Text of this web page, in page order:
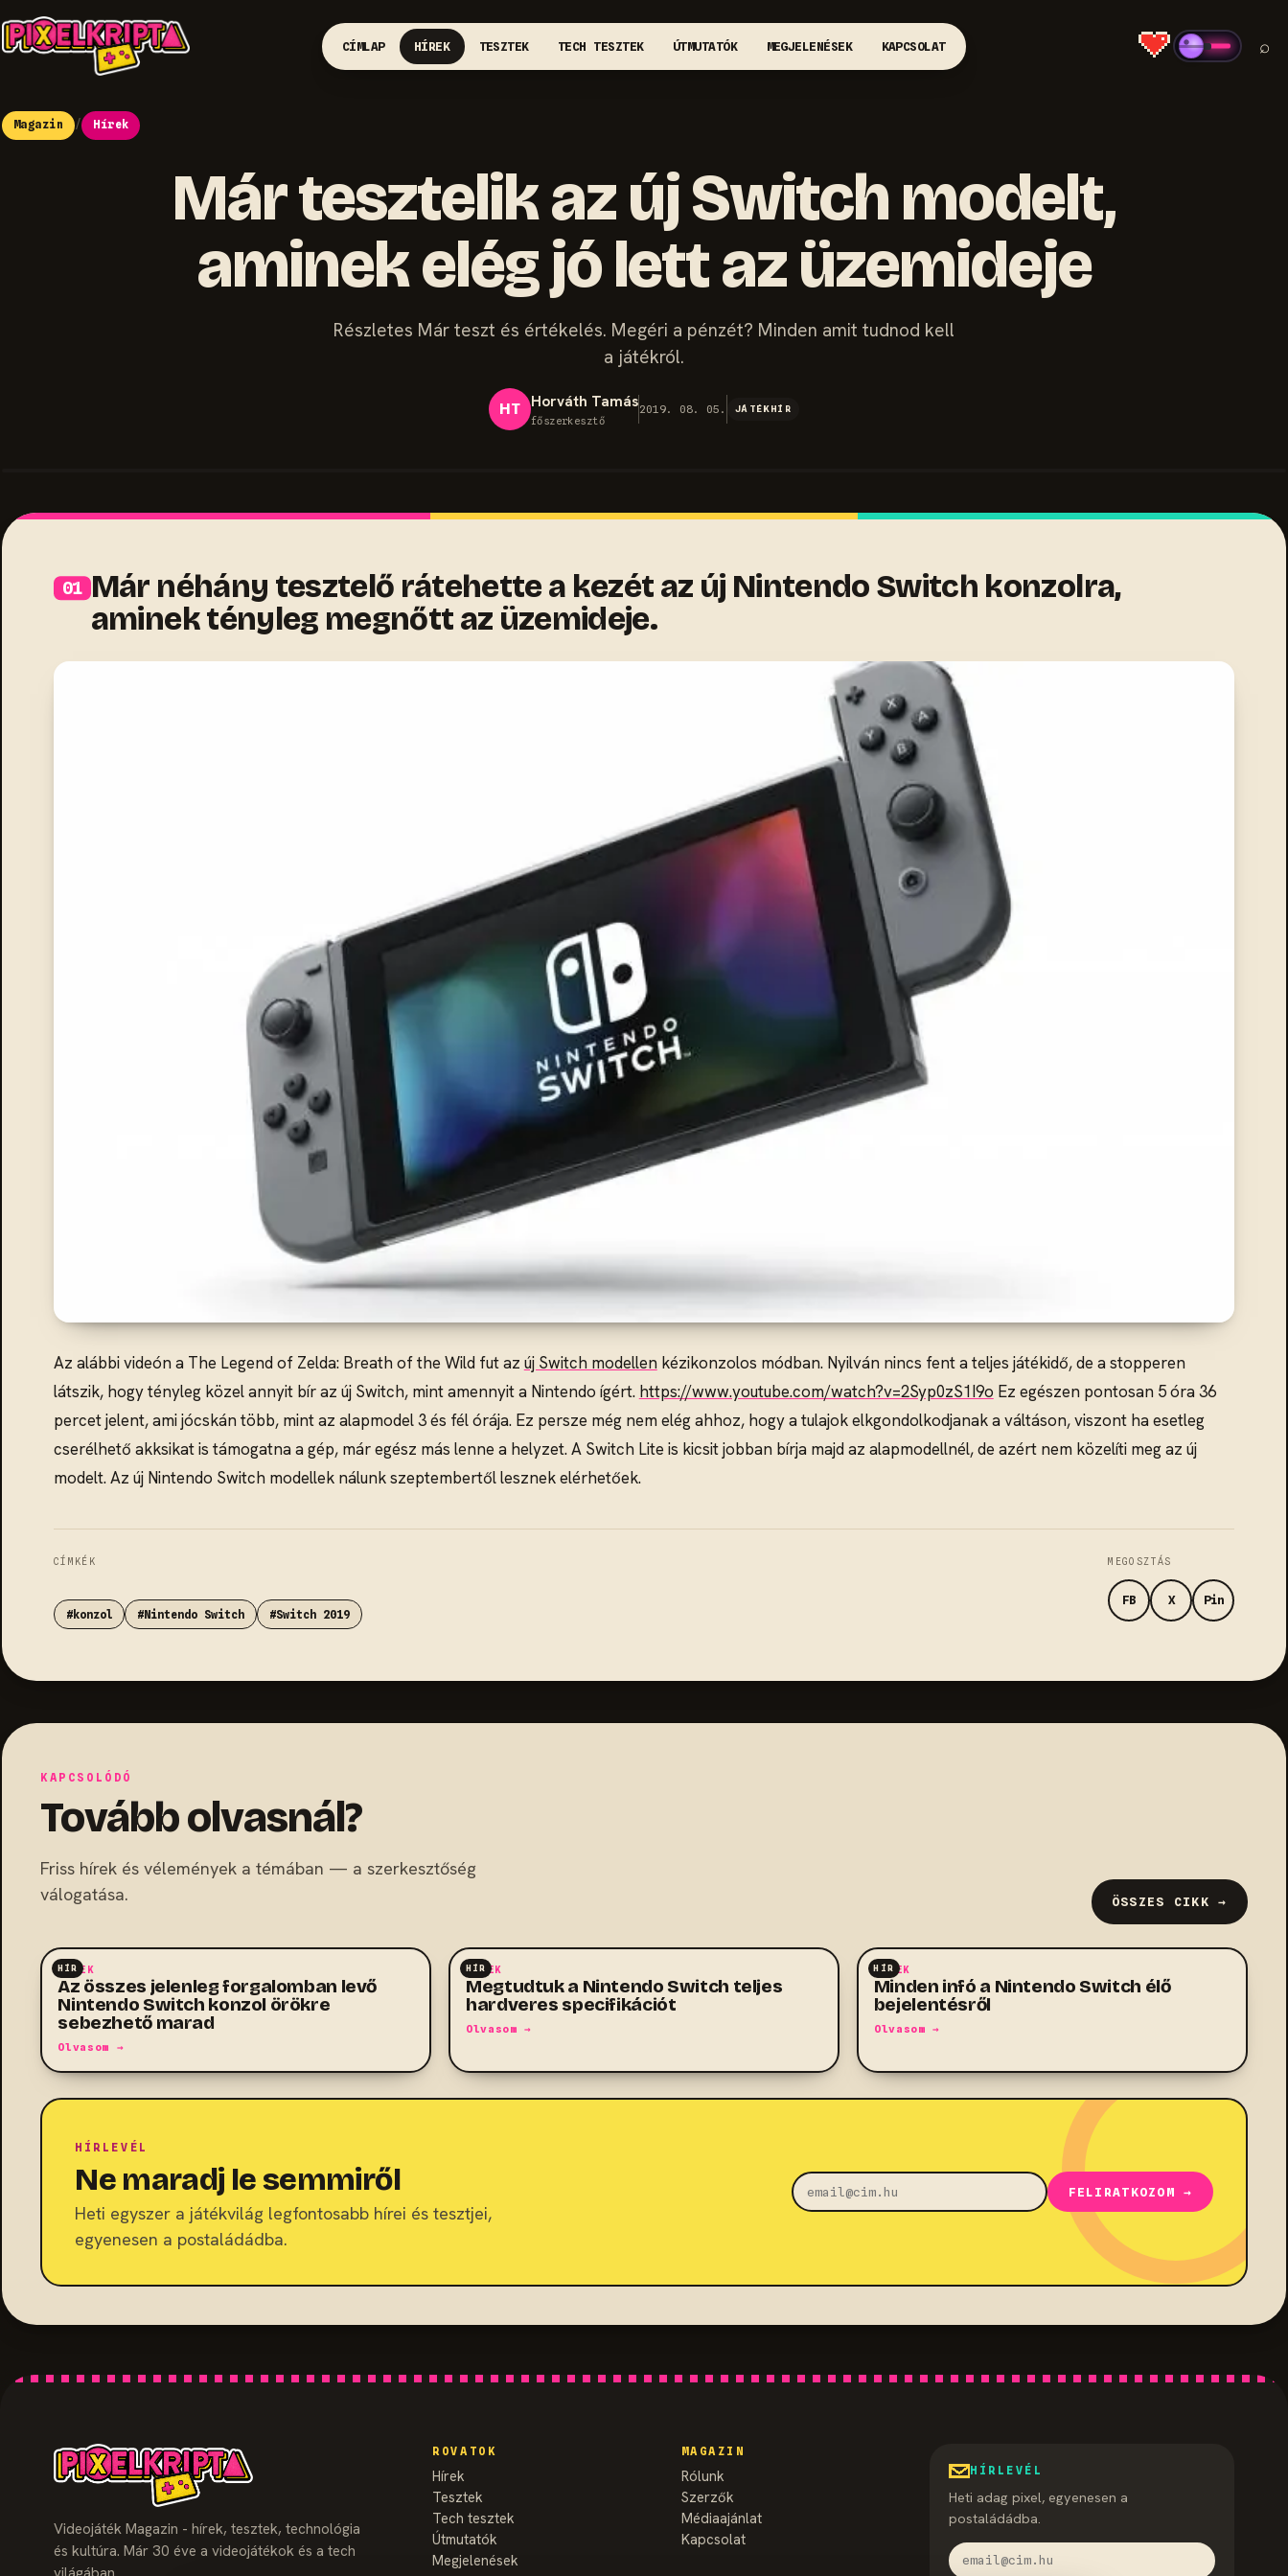
CÍMLAP HÍREK TESZTEK TECH TESZTEK ÚTMUTATÓK MEGJELENÉSEK KAPCSOLAT ⌕
Magazin / Hírek
Már tesztelik az új Switch modelt,
aminek elég jó lett az üzemideje
Részletes Már teszt és értékelés. Megéri a pénzét? Minden amit tudnod kell
a játékról.
HT Horváth Tamás
főszerkesztő
2019. 08. 05. JÁTÉKHÍR
Már néhány tesztelő rátehette a kezét az új Nintendo Switch konzolra,
aminek tényleg megnőtt az üzemideje.
Az alábbi videón a The Legend of Zelda: Breath of the Wild fut az új Switch modellenkézikonzolos módban. Nyilván nincs fent a teljes játékidő, de a stopperen
látszik, hogy tényleg közel annyit bír az új Switch, mint amennyit a Nintendo ígért. https://www.youtube.com/watch?v=2Syp0zS1I9o Ez egészen pontosan 5 óra 36
percet jelent, ami jócskán több, mint az alapmodel 3 és fél órája. Ez persze még nem elég ahhoz, hogy a tulajok elkgondolkodjanak a váltáson, viszont ha esetleg
cserélhető akksikat is támogatna a gép, már egész más lenne a helyzet. A Switch Lite is kicsit jobban bírja majd az alapmodellnél, de azért nem közelíti meg az új
modelt. Az új Nintendo Switch modellek nálunk szeptembertől lesznek elérhetőek.
CÍMKÉK
#konzol #Nintendo Switch #Switch 2019
MEGOSZTÁS
FB X Pin
KAPCSOLÓDÓ
Tovább olvasnál?
Friss hírek és vélemények a témában — a szerkesztőség
válogatása.
ÖSSZES CIKK →
HÍR
HÍREK
Az összes jelenleg forgalomban levő
Nintendo Switch konzol örökre
sebezhető marad
Olvasom →
HÍR
HÍREK
Megtudtuk a Nintendo Switch teljes
hardveres specifikációt
Olvasom →
HÍR
HÍREK
Minden infó a Nintendo Switch élő
bejelentésről
Olvasom →
HÍRLEVÉL
Ne maradj le semmiről
Heti egyszer a játékvilág legfontosabb hírei és tesztjei,
egyenesen a postaládádba.
FELIRATKOZOM →
Videojáték Magazin - hírek, tesztek, technológia
és kultúra. Már 30 éve a videojátékok és a tech
ROVATOK
Hírek
Tesztek
Tech tesztek
Útmutatók
Megjelenések
MAGAZIN
Rólunk
Szerzők
Médiaajánlat
Kapcsolat
HÍRLEVÉL
Heti adag pixel, egyenesen a
postaládádba.